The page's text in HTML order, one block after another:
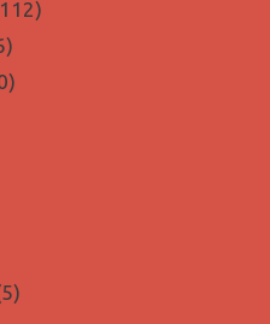
112112
176
termék
750
55